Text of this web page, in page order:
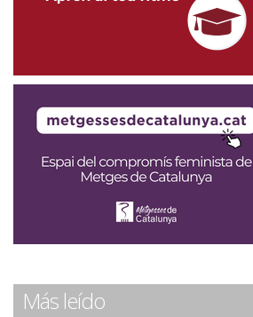
Más leído